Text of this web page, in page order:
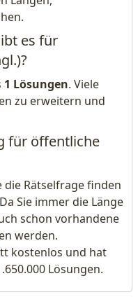
es für
1 Lösungen. Viele
zu erweitern und
für öffentliche
die Rätselfrage finden
Sie immer die Länge
schon vorhandene
werden.
kostenlos und hat
Lösungen.